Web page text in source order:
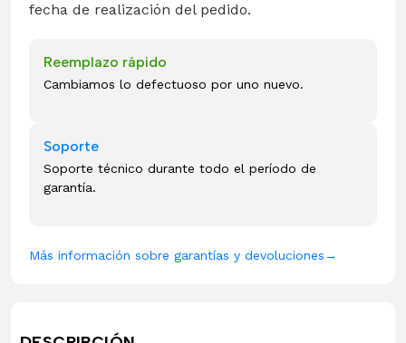
fecha de realización del pedido.
Reemplazo rápido
Cambiamos lo defectuoso por uno nuevo.
Soporte
Soporte técnico durante todo el período de
garantía.
Más información sobre garantías y devoluciones→